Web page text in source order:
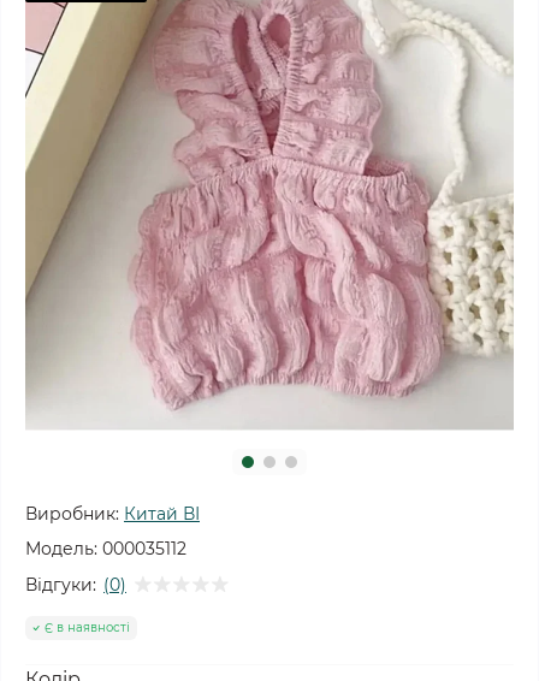
Виробник: Китай ВІ
Модель: 000035112
Відгуки: (0)
Є в наявності